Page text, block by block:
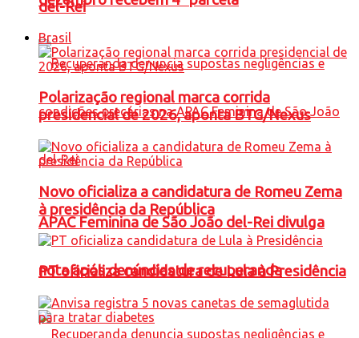
APAC Feminina de São João del-Rei divulga
nota após denúncias de recuperanda
del-Rei
Brasil
Polarização regional marca corrida
presidencial de 2026, aponta BTG/Nexus
Novo oficializa a candidatura de Romeu Zema
à presidência da República
PT oficializa candidatura de Lula à Presidência